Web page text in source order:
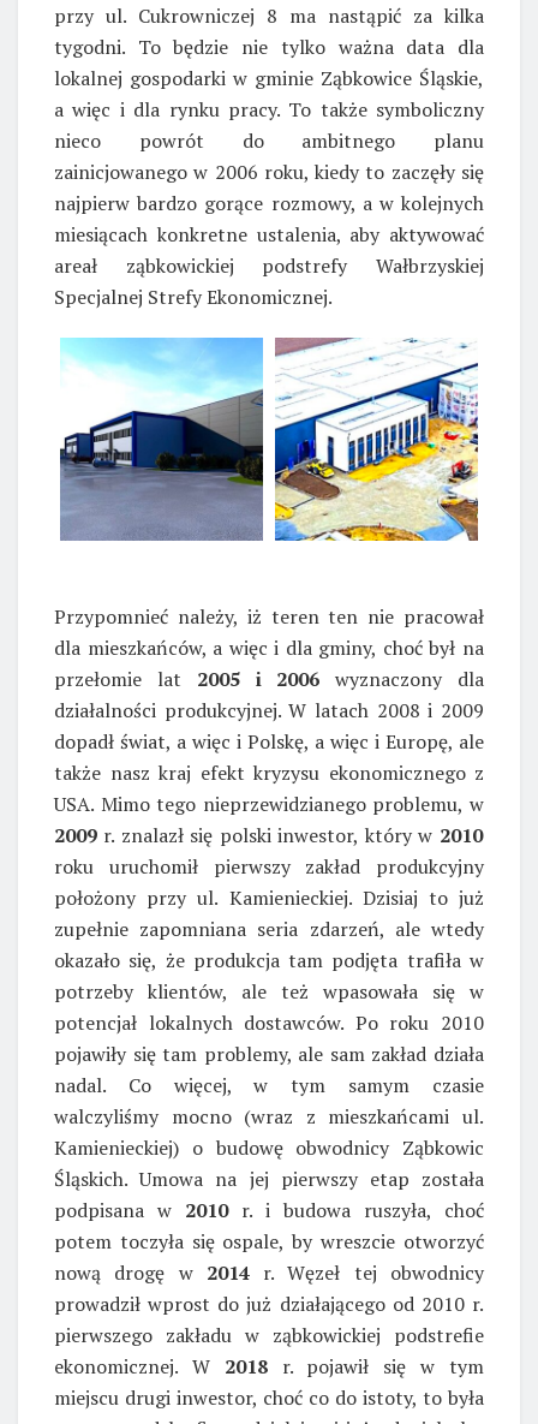
przy ul. Cukrowniczej 8 ma nastąpić za kilka
tygodni. To będzie nie tylko ważna data dla
lokalnej gospodarki w gminie Ząbkowice Śląskie,
a więc i dla rynku pracy. To także symboliczny
nieco powrót do ambitnego planu
zainicjowanego w 2006 roku, kiedy to zaczęły się
najpierw bardzo gorące rozmowy, a w kolejnych
miesiącach konkretne ustalenia, aby aktywować
areał ząbkowickiej podstrefy Wałbrzyskiej
Specjalnej Strefy Ekonomicznej.
Przypomnieć należy, iż teren ten nie pracował
dla mieszkańców, a więc i dla gminy, choć był na
przełomie lat 2005 i 2006 wyznaczony dla
działalności produkcyjnej. W latach 2008 i 2009
dopadł świat, a więc i Polskę, a więc i Europę, ale
także nasz kraj efekt kryzysu ekonomicznego z
USA. Mimo tego nieprzewidzianego problemu, w
2009 r. znalazł się polski inwestor, który w 2010
roku uruchomił pierwszy zakład produkcyjny
położony przy ul. Kamienieckiej. Dzisiaj to już
zupełnie zapomniana seria zdarzeń, ale wtedy
okazało się, że produkcja tam podjęta trafiła w
potrzeby klientów, ale też wpasowała się w
potencjał lokalnych dostawców. Po roku 2010
pojawiły się tam problemy, ale sam zakład działa
nadal. Co więcej, w tym samym czasie
walczyliśmy mocno (wraz z mieszkańcami ul.
Kamienieckiej) o budowę obwodnicy Ząbkowic
Śląskich. Umowa na jej pierwszy etap została
podpisana w 2010r. i budowa ruszyła, choć
potem toczyła się ospale, by wreszcie otworzyć
nową drogę w 2014r. Węzeł tej obwodnicy
prowadził wprost do już działającego od 2010 r.
pierwszego zakładu w ząbkowickiej podstrefie
ekonomicznej. W 2018r. pojawił się w tym
miejscu drugi inwestor, choć co do istoty, to była